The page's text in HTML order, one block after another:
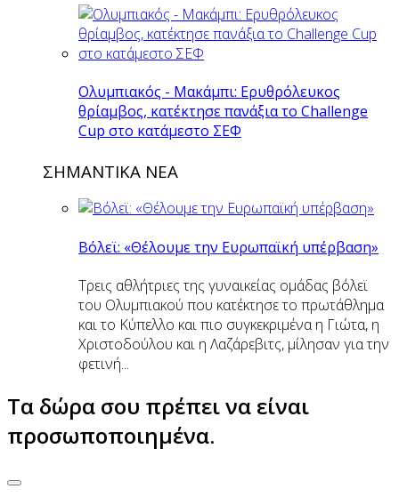
Ολυμπιακός - Μακάμπι: Ερυθρόλευκος
θρίαμβος, κατέκτησε πανάξια το Challenge
Cup στο κατάμεστο ΣΕΦ
ΣΗΜΑΝΤΙΚΑ ΝΕΑ
Βόλεϊ: «Θέλουμε την Ευρωπαϊκή υπέρβαση»
Τρεις αθλήτριες της γυναικείας ομάδας βόλεϊ
του Ολυμπιακού που κατέκτησε το πρωτάθλημα
και το Κύπελλο και πιο συγκεκριμένα η Γιώτα, η
Χριστοδούλου και η Λαζάρεβιτς, μίλησαν για την
φετινή...
Tα δώρα σου πρέπει να είναι
προσωποποιημένα.